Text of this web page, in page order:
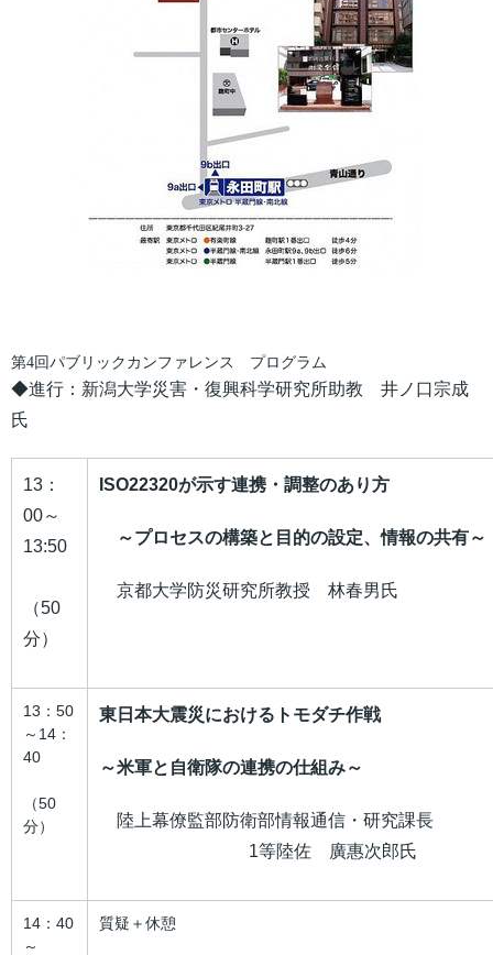
第4回パブリックカンファレンス プログラム
◆進行：新潟大学災害・復興科学研究所助教 井ノ口宗成
氏
13：
00～
13:50
（50
分）
ISO22320が示す連携・調整のあり方
～プロセスの構築と目的の設定、情報の共有～
京都大学防災研究所教授 林春男氏
13：50
～14：
40
（50
分）
東日本大震災におけるトモダチ作戦
～米軍と自衛隊の連携の仕組み～
陸上幕僚監部防衛部情報通信・研究課長
1等陸佐 廣惠次郎氏
14：40
～
質疑＋休憩